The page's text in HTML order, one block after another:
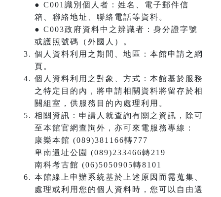
● C001識別個人者：姓名、電子郵件信
箱、聯絡地址、聯絡電話等資料。
● C003政府資料中之辨識者：身分證字號
或護照號碼（外國人）。
個人資料利用之期間、地區：本館申請之網
頁。
個人資料利用之對象、方式：本館基於服務
之特定目的內，將申請相關資料將留存於相
關組室，供服務目的內處理利用。
相關資訊：申請人就查詢有關之資訊，除可
至本館官網查詢外，亦可來電服務專線：
康樂本館 (089)381166轉777
卑南遺址公園 (089)233466轉219
南科考古館 (06)5050905轉8101
本館線上申辦系統基於上述原因而需蒐集、
處理或利用您的個人資料時，您可以自由選